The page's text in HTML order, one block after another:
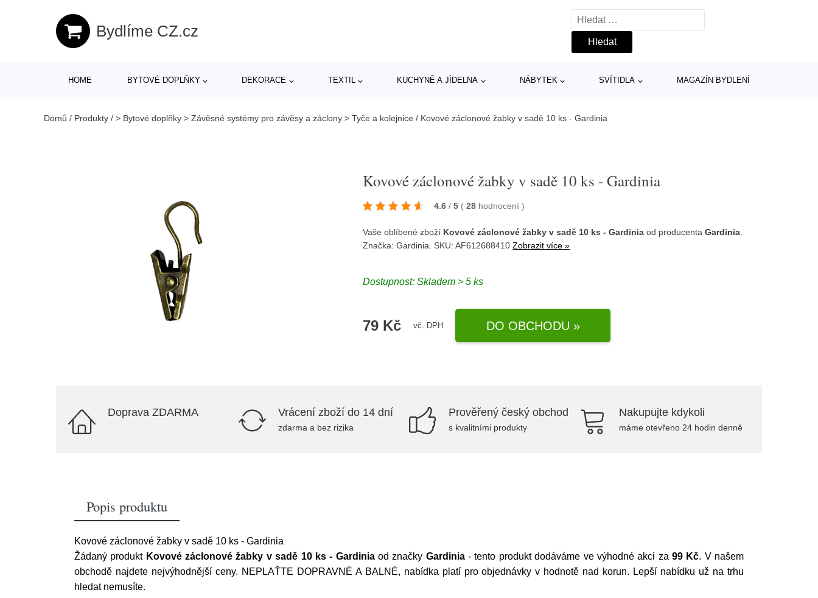
Bydlíme CZ.cz
Vyhledávání
HOME BYTOVÉ DOPLŇKY DEKORACE TEXTIL KUCHYNĚ A JÍDELNA NÁBYTEK SVÍTIDLA MAGAZÍN BYDLENÍ
Domů / Produkty / > Bytové doplňky > Závěsné systémy pro závěsy a záclony > Tyče a kolejnice / Kovové záclonové žabky v sadě 10 ks - Gardinia
Kovové záclonové žabky v sadě 10 ks - Gardinia
4.6 / 5 ( 28 hodnocení)
Vaše oblíbené zboží Kovové záclonové žabky v sadě 10 ks - Gardinia od producentaGardinia
Značka:Gardinia . SKU: AF612688410Zobrazit více »
Dostupnost:Skladem > 5 ks
79 Kč vč. DPH DO OBCHODU »
Doprava ZDARMA Vrácení zboží do 14 dní
zdarma a bez rizika
Prověřený český obchod
s kvalitními produkty
Nakupujte kdykoli
máme otevřeno 24 hodin denně
Popis produktu
Kovové záclonové žabky v sadě 10 ks - Gardinia
Žádaný produkt Kovové záclonové žabky v sadě 10 ks - Gardiniaod značky Gardinia- tento produkt dodáváme ve výhodné akci za 99 Kč. V našem
obchodě najdete nejvýhodnější ceny. NEPLAŤTE DOPRAVNÉ A BALNÉ, nabídka platí pro objednávky v hodnotě nad korun. Lepší nabídku už na trhu
hledat nemusíte.